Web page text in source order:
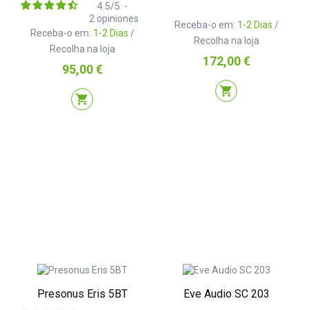
Receba-o em: 1-2 Dias /
Recolha na loja
4.5/5 -
2 opiniones
Preço
95,00 €
shopping_cart
Receba-o em: 1-2 Dias /
Recolha na loja
Preço
172,00 €
shopping_cart
Presonus Eris 5BT Eve Audio SC 203